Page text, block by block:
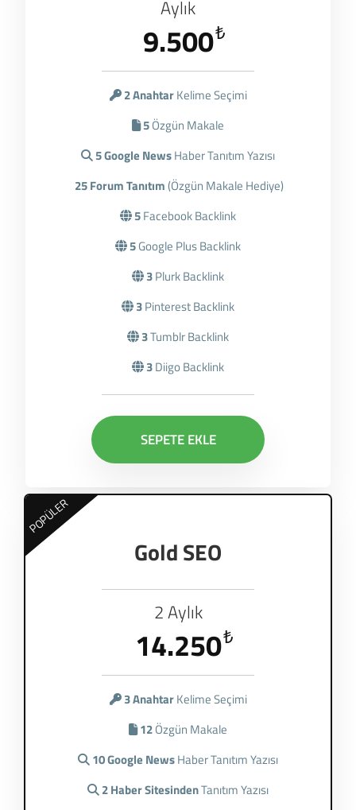
Aylık
₺
9.500
2 AnahtarKelime Seçimi
5Özgün Makale
5 Google NewsHaber Tanıtım Yazısı
25 Forum Tanıtım(Özgün Makale Hediye)
5Facebook Backlink
5Google Plus Backlink
3Plurk Backlink
3Pinterest Backlink
3Tumblr Backlink
3Diigo Backlink
SEPETE EKLE
POPÜLER
Gold SEO
2 Aylık
₺
14.250
3 AnahtarKelime Seçimi
12Özgün Makale
10 Google NewsHaber Tanıtım Yazısı
2 Haber SitesindenTanıtım Yazısı